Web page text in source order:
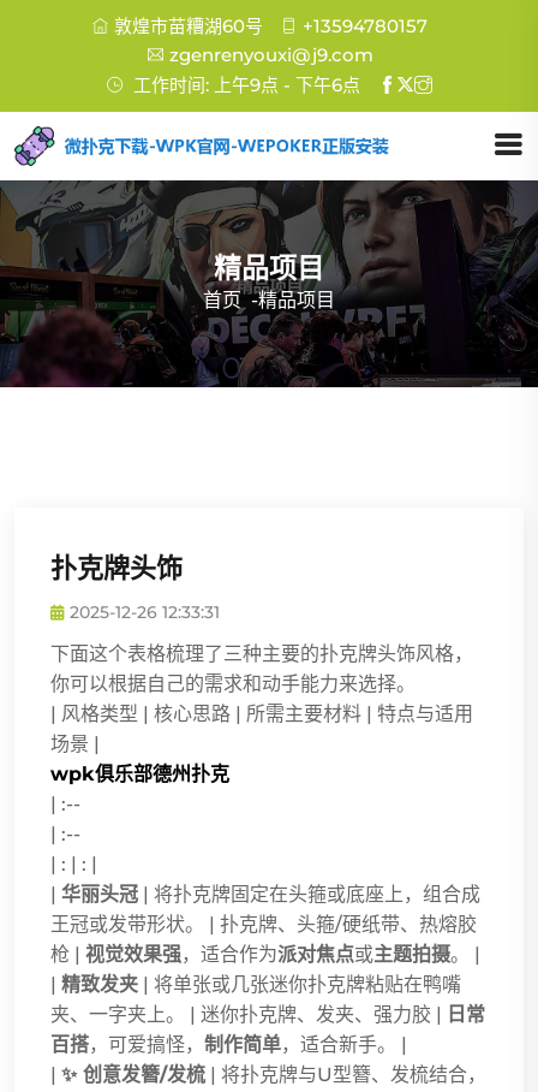
敦煌市苗糟湖60号
+13594780157
zgenrenyouxi@j9.com
工作时间: 上午9点 - 下午6点
精品项目
首页 -精品项目
扑克牌头饰
2025-12-26 12:33:31
下面这个表格梳理了三种主要的扑克牌头饰风格，
你可以根据自己的需求和动手能力来选择。
| 风格类型 | 核心思路 | 所需主要材料 | 特点与适用
场景 |
wpk俱乐部德州扑克
| :--
| :--
| : | : |
| 华丽头冠 | 将扑克牌固定在头箍或底座上，组合成
王冠或发带形状。 | 扑克牌、头箍/硬纸带、热熔胶
枪 | 视觉效果强，适合作为派对焦点或主题拍摄。 |
| 精致发夹 | 将单张或几张迷你扑克牌粘贴在鸭嘴
夹、一字夹上。 | 迷你扑克牌、发夹、强力胶 | 日常
百搭，可爱搞怪， 制作简单，适合新手。 |
| ✨ 创意发簪/发梳 | 将扑克牌与U型簪、发梳结合，